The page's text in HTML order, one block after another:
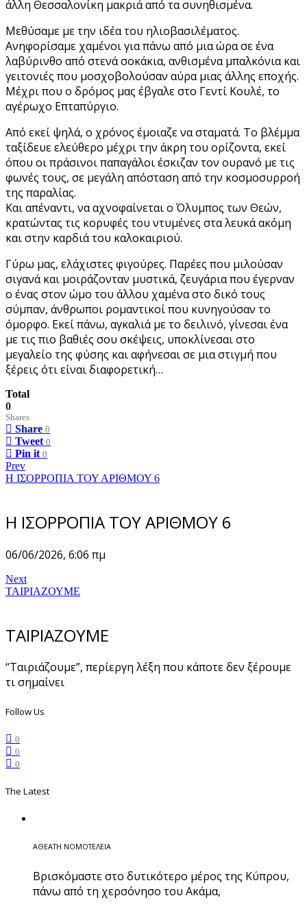
άλλη Θεσσαλονίκη μακριά από τα συνηθισμένα.
Μεθύσαμε με την ιδέα του ηλιοβασιλέματος.
Ανηφορίσαμε χαμένοι για πάνω από μια ώρα σε ένα
λαβύρινθο από στενά σοκάκια, ανθισμένα μπαλκόνια και
γειτονιές που μοσχοβολούσαν αύρα μιας άλλης εποχής.
Μέχρι που ο δρόμος μας έβγαλε στο Γεντί Κουλέ, το
αγέρωχο Επταπύργιο.
Από εκεί ψηλά, ο χρόνος έμοιαζε να σταματά. Το βλέμμα
ταξίδευε ελεύθερο μέχρι την άκρη του ορίζοντα, εκεί
όπου οι πράσινοι παπαγάλοι έσκιζαν τον ουρανό με τις
φωνές τους, σε μεγάλη απόσταση από την κοσμοσυρροή
της παραλίας.
Και απέναντι, να αχνοφαίνεται ο Όλυμπος των Θεών,
κρατώντας τις κορυφές του ντυμένες στα λευκά ακόμη
και στην καρδιά του καλοκαιριού.
Γύρω μας, ελάχιστες φιγούρες. Παρέες που μιλούσαν
σιγανά και μοιράζονταν μυστικά, ζευγάρια που έγερναν
ο ένας στον ώμο του άλλου χαμένα στο δικό τους
σύμπαν, άνθρωποι ρομαντικοί που κυνηγούσαν το
όμορφο. Εκεί πάνω, αγκαλιά με το δειλινό, γίνεσαι ένα
με τις πιο βαθιές σου σκέψεις, υποκλίνεσαι στο
μεγαλείο της φύσης και αφήνεσαι σε μια στιγμή που
ξέρεις ότι είναι διαφορετική…
Total
0
Shares
Share 0
Tweet 0
Pin it 0
Prev
Η ΙΣΟΡΡΟΠΙΑ ΤΟΥ ΑΡΙΘΜΟΥ 6
Η ΙΣΟΡΡΟΠΙΑ ΤΟΥ ΑΡΙΘΜΟΥ 6
06/06/2026, 6:06 πμ
Next
ΤΑΙΡΙΑΖΟΥΜΕ
ΤΑΙΡΙΑΖΟΥΜΕ
“Ταιριάζουμε”, περίεργη λέξη που κάποτε δεν ξέρουμε
τι σημαίνει
Follow Us
0
0
0
The Latest
ΑΘΕΑΤΗ ΝΟΜΟΤΕΛΕΙΑ
Βρισκόμαστε στο δυτικότερο μέρος της Κύπρου,
πάνω από τη χερσόνησο του Ακάμα,